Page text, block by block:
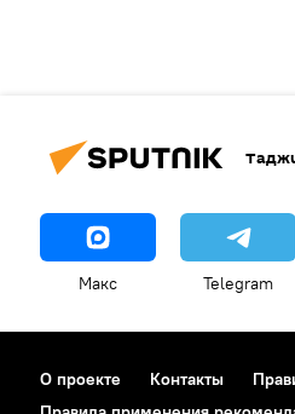
Макс Telegram
О проекте Контакты